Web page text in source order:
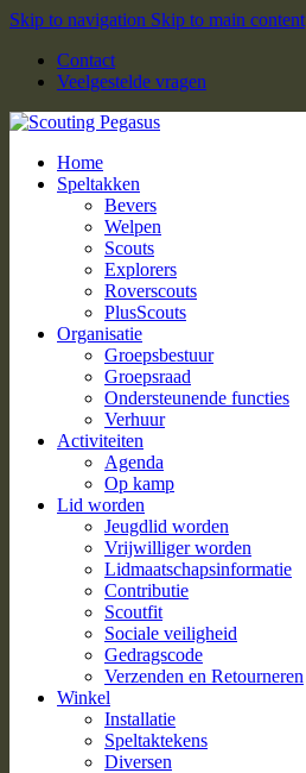
Skip to navigation Skip to main content
Contact
Veelgestelde vragen
Home
Speltakken
Bevers
Welpen
Scouts
Explorers
Roverscouts
PlusScouts
Organisatie
Groepsbestuur
Groepsraad
Ondersteunende functies
Verhuur
Activiteiten
Agenda
Op kamp
Lid worden
Jeugdlid worden
Vrijwilliger worden
Lidmaatschapsinformatie
Contributie
Scoutfit
Sociale veiligheid
Gedragscode
Verzenden en Retourneren
Winkel
Installatie
Speltaktekens
Diversen